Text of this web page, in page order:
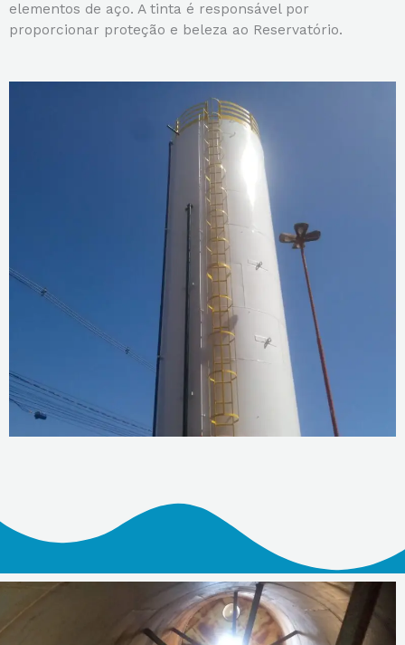
elementos de aço. A tinta é responsável por
proporcionar proteção e beleza ao Reservatório.